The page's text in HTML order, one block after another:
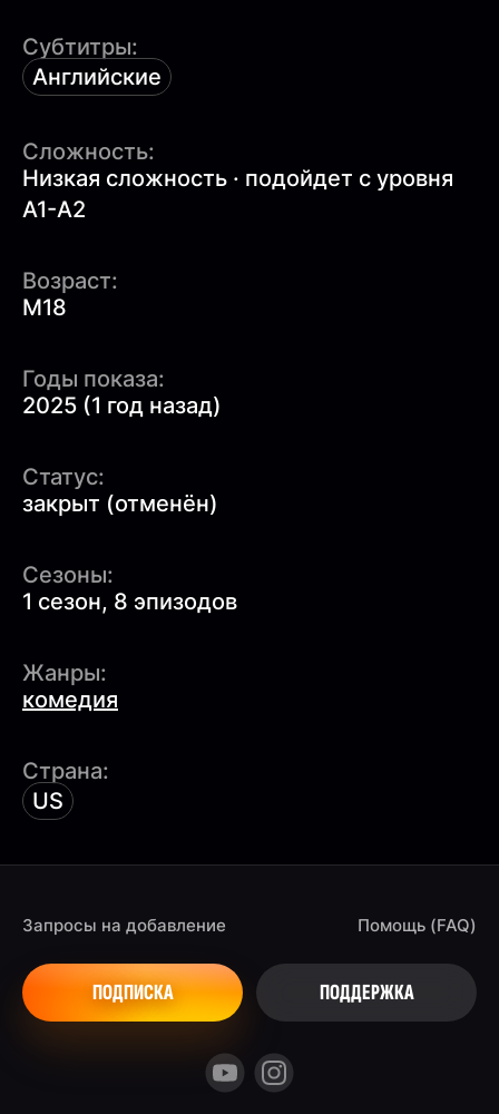
Субтитры:
Английские
Сложность:
Низкая сложность · подойдет с уровня
A1-A2
Возраст:
M18
Годы показа:
2025 (1 год назад)
Статус:
закрыт (отменён)
Сезоны:
1 сезон, 8 эпизодов
Жанры:
комедия
Страна:
US
Запросы на добавление
ПОДПИСКА
Помощь (FAQ)
ПОДДЕРЖКА